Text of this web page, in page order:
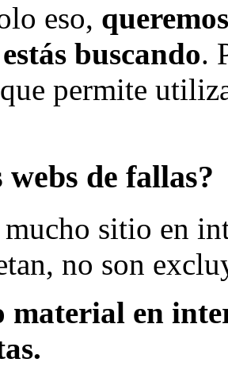
eso,
buscando.
permite
de fallas?
sitio en
no son
material en